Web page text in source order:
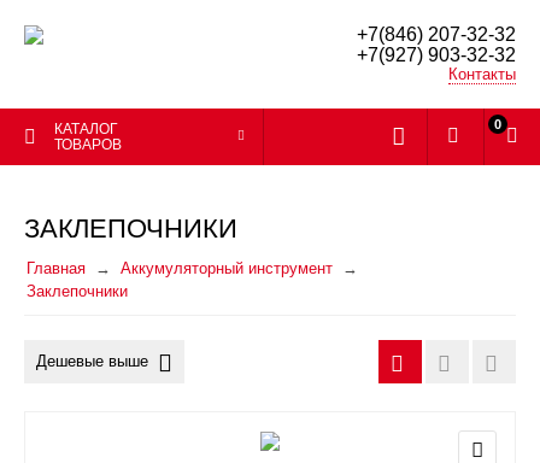
+7(846) 207-32-32
+7(927) 903-32-32
Контакты
КАТАЛОГ
ТОВАРОВ
0
ЗАКЛЕПОЧНИКИ
Главная
Аккумуляторный инструмент
Заклепочники
Дешевые выше